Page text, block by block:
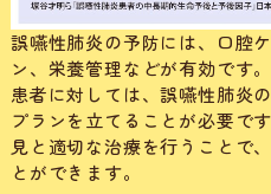
誤嚥性肺炎の予防には、口腔
ン、栄養管理などが有効です
患者に対しては、誤嚥性肺炎
プランを立てることが必要で
見と適切な治療を行うことで
とができます。